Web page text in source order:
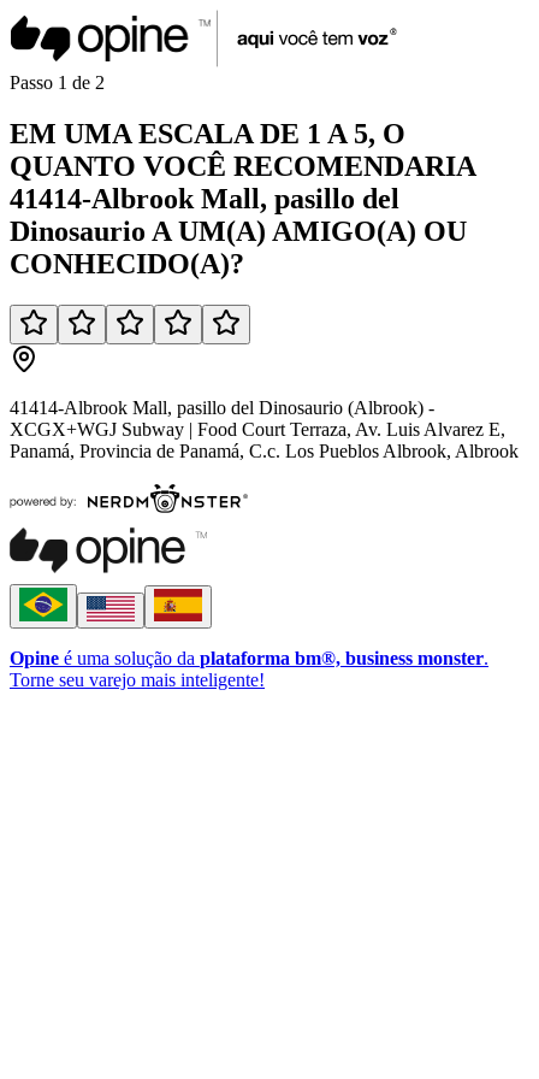
Passo 1 de 2
EM UMA ESCALA DE 1 A 5, O
QUANTO VOCÊ RECOMENDARIA
41414-Albrook Mall, pasillo del
Dinosaurio A UM(A) AMIGO(A) OU
CONHECIDO(A)?
41414-Albrook Mall, pasillo del Dinosaurio (Albrook) -
XCGX+WGJ Subway | Food Court Terraza, Av. Luis Alvarez E,
Panamá, Provincia de Panamá, C.c. Los Pueblos Albrook, Albrook
Opine é uma solução da plataforma bm®, business monster.
Torne seu varejo mais inteligente!